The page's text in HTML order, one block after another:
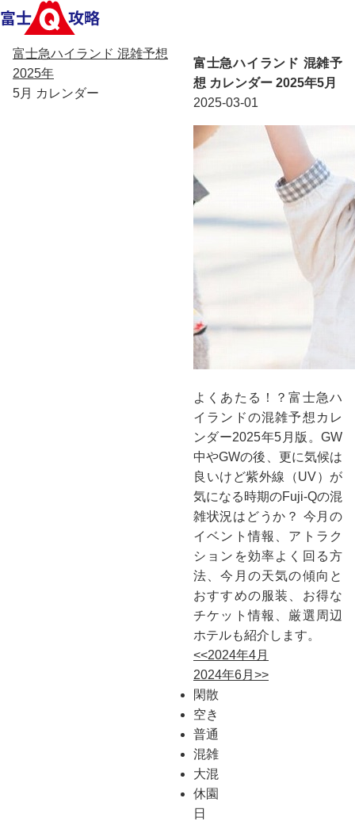
富士急ハイランド 混雑予想
2025年
5月 カレンダー
富士急ハイランド 混雑予
想 カレンダー 2025年5月
2025-03-01
よくあたる！？富士急ハ
イランドの混雑予想カレ
ンダー2025年5月版。GW
中やGWの後、更に気候は
良いけど紫外線（UV）が
気になる時期のFuji-Qの混
雑状況はどうか？ 今月の
イベント情報、アトラク
ションを効率よく回る方
法、今月の天気の傾向と
おすすめの服装、お得な
チケット情報、厳選周辺
ホテルも紹介します。
<<2024年4月
2024年6月>>
閑散
空き
普通
混雑
大混
休園
日